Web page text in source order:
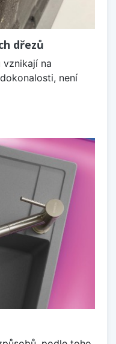
dřezů
na
není